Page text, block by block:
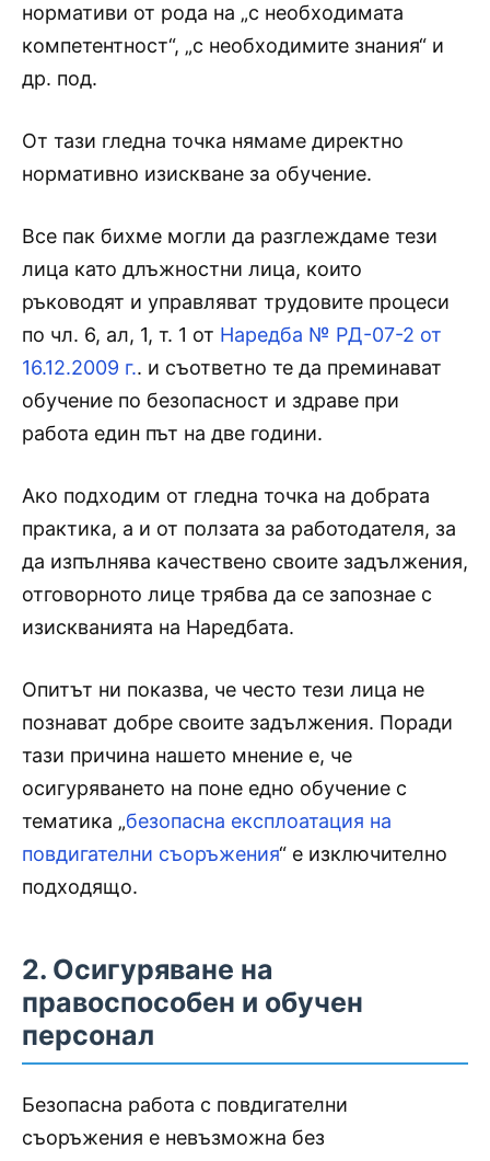
нормативи от рода на „с необходимата
компетентност“, „с необходимите знания“ и
др. под.
От тази гледна точка нямаме директно
нормативно изискване за обучение.
Все пак бихме могли да разглеждаме тези
лица като длъжностни лица, които
ръководят и управляват трудовите процеси
по чл. 6, ал, 1, т. 1 от Наредба № РД-07-2 от
16.12.2009 г.. и съответно те да преминават
обучение по безопасност и здраве при
работа един път на две години.
Ако подходим от гледна точка на добрата
практика, а и от ползата за работодателя, за
да изпълнява качествено своите задължения,
отговорното лице трябва да се запознае с
изискванията на Наредбата.
Опитът ни показва, че често тези лица не
познават добре своите задължения. Поради
тази причина нашето мнение е, че
осигуряването на поне едно обучение с
тематика „безопасна експлоатация на
повдигателни съоръжения“ е изключително
подходящо.
2. Осигуряване на
правоспособен и обучен
персонал
Безопасна работа с повдигателни
съоръжения е невъзможна без